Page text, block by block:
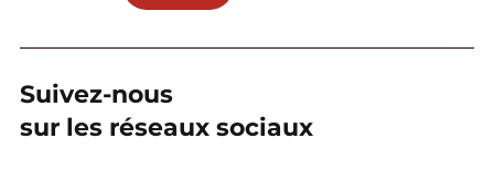
Suivez-nous
sur les réseaux sociaux